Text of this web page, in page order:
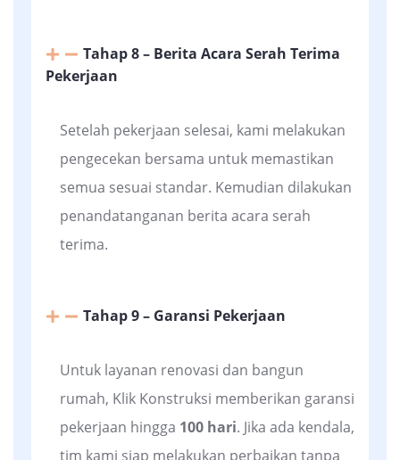
Tahap 8 – Berita Acara Serah Terima
Pekerjaan
Setelah pekerjaan selesai, kami melakukan
pengecekan bersama untuk memastikan
semua sesuai standar. Kemudian dilakukan
penandatanganan berita acara serah
terima.
Tahap 9 – Garansi Pekerjaan
Untuk layanan renovasi dan bangun
rumah, Klik Konstruksi memberikan garansi
pekerjaan hingga 100 hari. Jika ada kendala,
tim kami siap melakukan perbaikan tanpa